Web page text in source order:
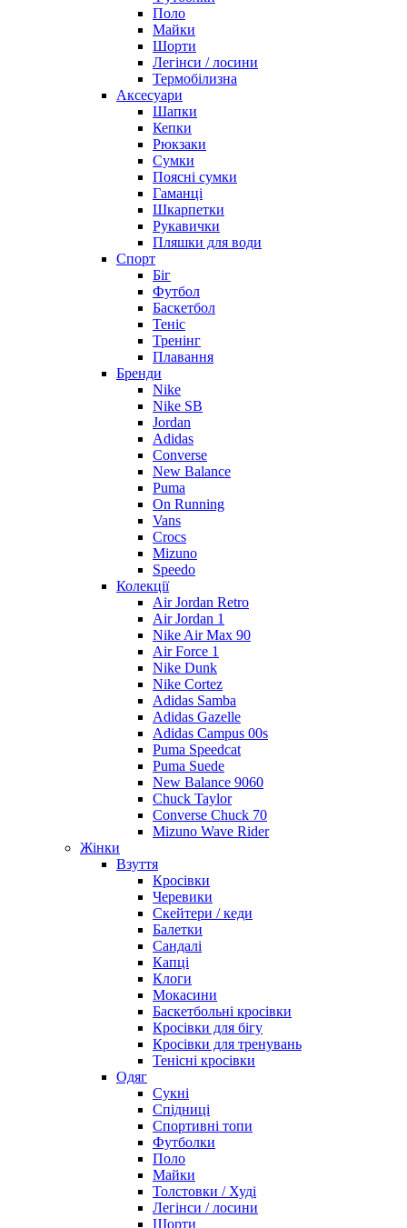
Поло
Майки
Шорти
Легінси / лосини
Термобілизна
Аксесуари
Шапки
Кепки
Рюкзаки
Сумки
Поясні сумки
Гаманці
Шкарпетки
Рукавички
Пляшки для води
Спорт
Біг
Футбол
Баскетбол
Теніс
Тренінг
Плавання
Бренди
Nike
Nike SB
Jordan
Adidas
Converse
New Balance
Puma
On Running
Vans
Crocs
Mizuno
Speedo
Колекції
Air Jordan Retro
Air Jordan 1
Nike Air Max 90
Air Force 1
Nike Dunk
Nike Cortez
Adidas Samba
Adidas Gazelle
Adidas Campus 00s
Puma Speedcat
Puma Suede
New Balance 9060
Chuck Taylor
Converse Chuck 70
Mizuno Wave Rider
Жінки
Взуття
Кросівки
Черевики
Скейтери / кеди
Балетки
Сандалі
Капці
Клоги
Мокасини
Баскетбольні кросівки
Кросівки для бігу
Кросівки для тренувань
Тенісні кросівки
Одяг
Сукні
Спідниці
Спортивні топи
Футболки
Поло
Майки
Толстовки / Худі
Легінси / лосини
Шорти